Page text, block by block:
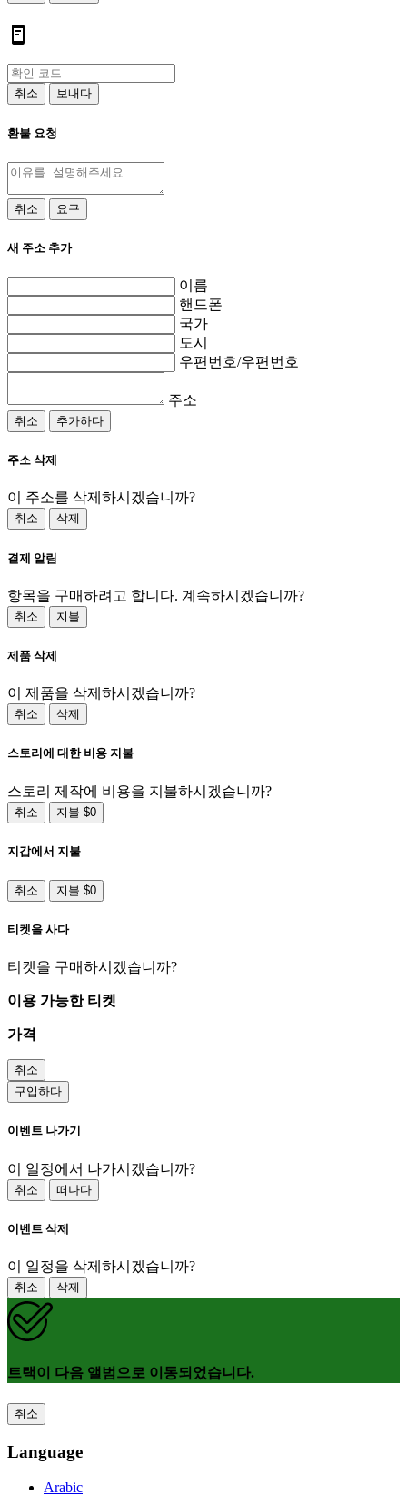
취소 보내다
환불 요청
취소 요구
새 주소 추가
이름
핸드폰
국가
도시
우편번호/우편번호
주소
취소 추가하다
주소 삭제
이 주소를 삭제하시겠습니까?
취소 삭제
결제 알림
항목을 구매하려고 합니다. 계속하시겠습니까?
취소 지불
제품 삭제
이 제품을 삭제하시겠습니까?
취소 삭제
스토리에 대한 비용 지불
스토리 제작에 비용을 지불하시겠습니까?
취소 지불 $0
지갑에서 지불
취소 지불 $0
티켓을 사다
티켓을 구매하시겠습니까?
이용 가능한 티켓
가격
취소
구입하다
이벤트 나가기
이 일정에서 나가시겠습니까?
취소 떠나다
이벤트 삭제
이 일정을 삭제하시겠습니까?
취소 삭제
트랙이 다음 앨범으로 이동되었습니다.
취소
Language
Arabic